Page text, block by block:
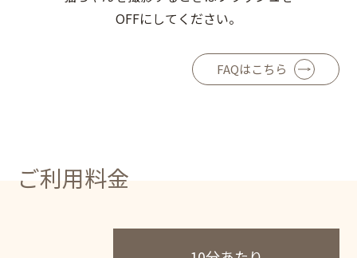
OFFにしてください。
FAQはこちら
ご利用料金